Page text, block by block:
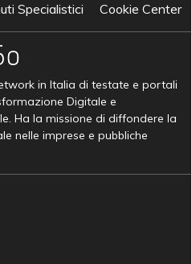
Specialistici
Cookie Center
in Italia di testate e portali
Digitale e
Ha la missione di diffondere la
nelle imprese e pubbliche